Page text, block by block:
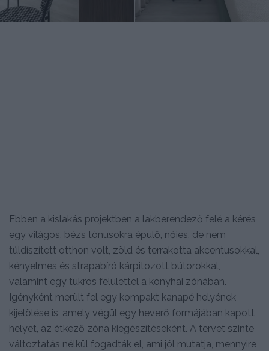
Ebben a kislakás projektben a lakberendező felé a kérés
egy világos, bézs tónusokra épülő, nőies, de nem
túldíszített otthon volt, zöld és terrakotta akcentusokkal,
kényelmes és strapabíró kárpitozott bútorokkal,
valamint egy tükrös felülettel a konyhai zónában.
Igényként merült fel egy kompakt kanapé helyének
kijelölése is, amely végül egy heverő formájában kapott
helyet, az étkező zóna kiegészítéseként. A tervet szinte
változtatás nélkül fogadták el, ami jól mutatja, mennyire